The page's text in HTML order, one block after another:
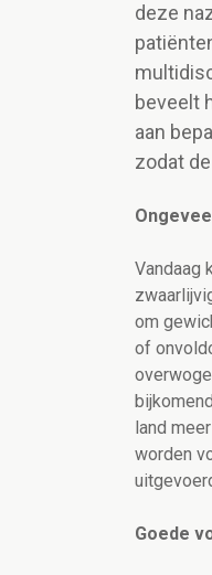
deze
beveelt
aan
zodat
Vandaag
om
of
land
worden
Goede